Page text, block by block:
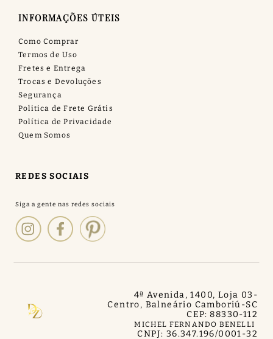
INFORMAÇÕES ÚTEIS
Como Comprar
Termos de Uso
Fretes e Entrega
Trocas e Devoluções
Segurança
Politica de Frete Grátis
Política de Privacidade
Quem Somos
REDES SOCIAIS
MICHEL FERNANDO BENELLI
4ª Avenida, 1400, Loja 03 -
Centro, Balneário Camboriú-SC
CEP: 88330-112
CNPJ: 36.347.196/0001-32